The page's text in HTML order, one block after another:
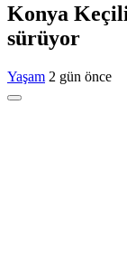
Konya Keçili
sürüyor
Yaşam 2 gün önce